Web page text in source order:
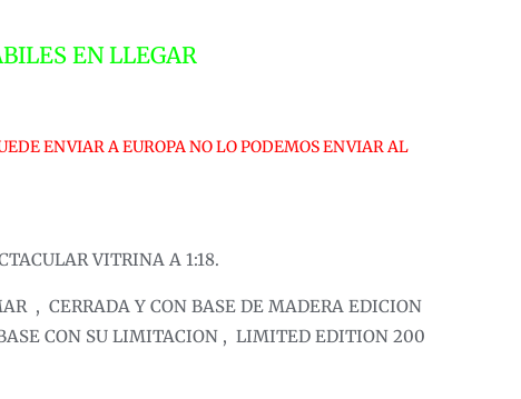
EN LLEGAR
ENVIAR A EUROPA NO LO PODEMOS ENVIAR AL
VITRINA A 1:18.
, CERRADA Y CON BASE DE MADERA EDICION
CON SU LIMITACION , LIMITED EDITION 200